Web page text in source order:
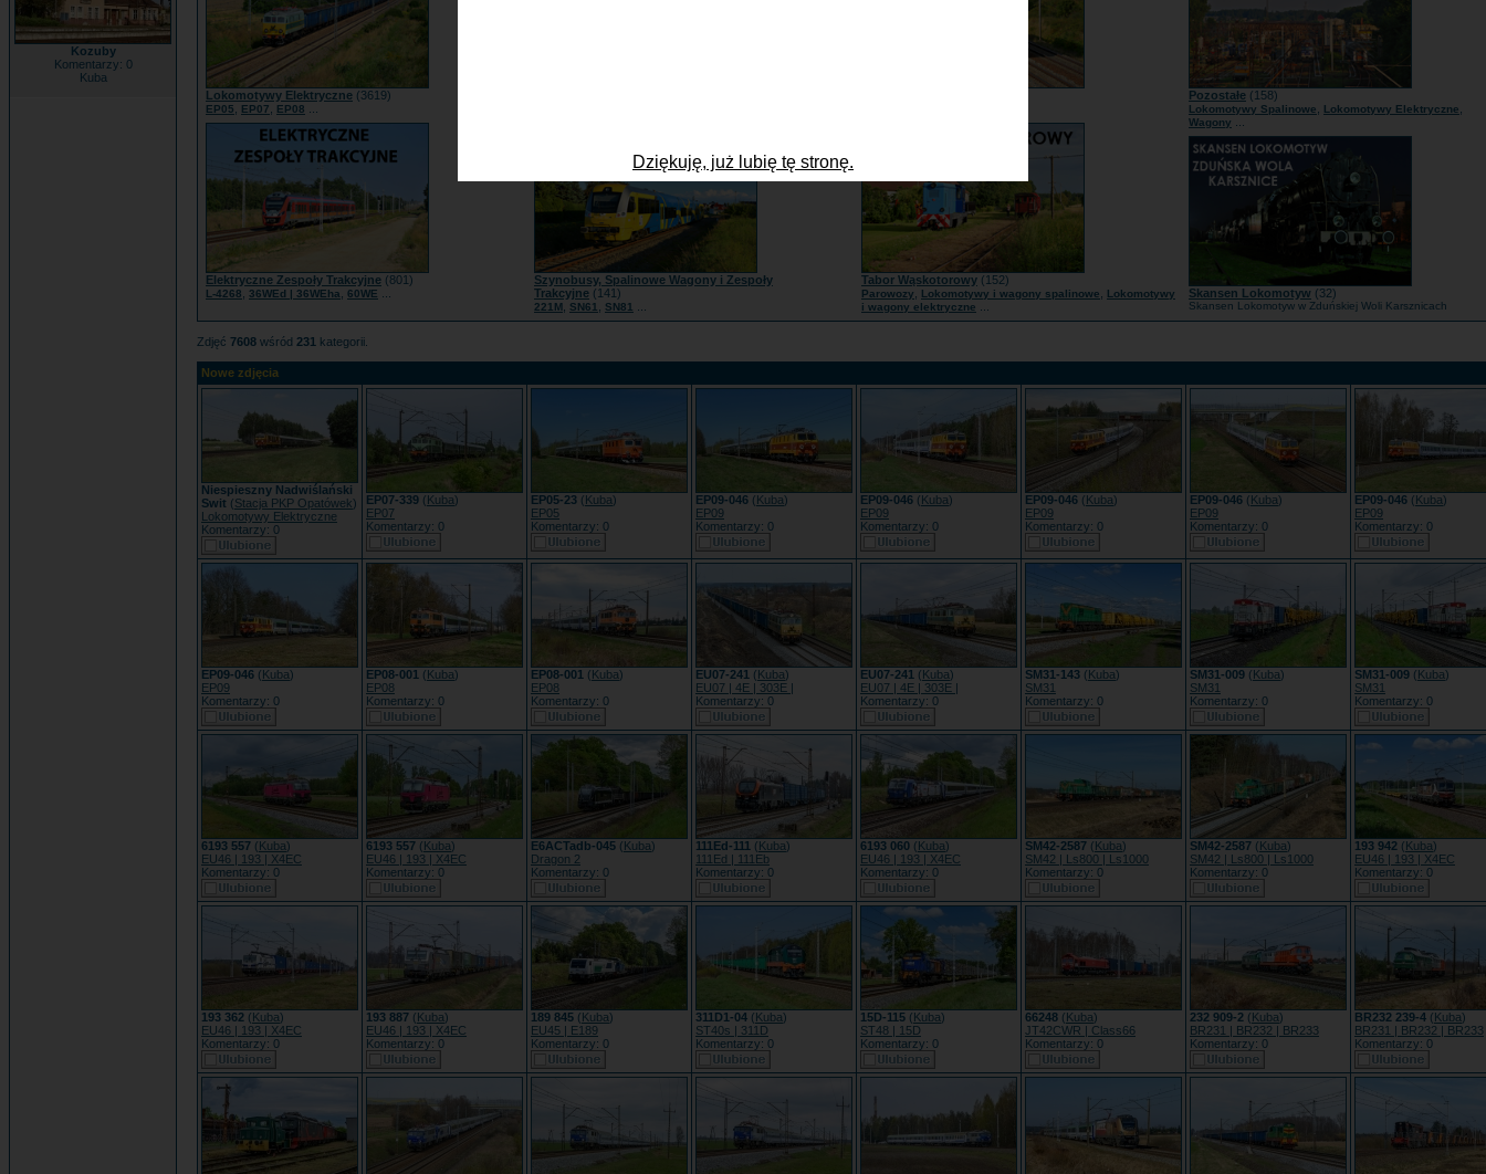
Kozuby
Komentarzy: 0
Kuba
Lokomotywy Elektryczne (3619)
EP05 EP07 EP08
Elektryczne Zespoły Trakcyjne (801)
L-4268 36WEd | 36WEha 60WE
Szynobusy, Spalinowe Wagony i Zespoły
Trakcyjne (141)
221M SN61 SN81
Tabor Wąskotorowy (152)
Parowozy Lokomotywy i wagony spalinowe
Lokomotywy
i wagony elektryczne
Pozostałe (158)
Lokomotywy Spalinowe Lokomotywy Elektryczne
Wagony
Skansen Lokomotyw (32)
Skansen Lokomotyw w Zduńskiej Woli Karsznicach
Zdjęć 7608 wśród 231 kategorii.
Nowe zdjęcia
Niespieszny Nadwiślański
Swit (Stacja PKP Opatówek)
Lokomotywy Elektryczne
Komentarzy: 0
EP07-339 (Kuba)
EP07
Komentarzy: 0
EP05-23 (Kuba)
EP05
Komentarzy: 0
EP09-046 (Kuba)
EP09
Komentarzy: 0
EP09-046 (Kuba)
EP09
Komentarzy: 0
EP09-046 (Kuba)
EP09
Komentarzy: 0
EP09-046 (Kuba)
EP09
Komentarzy: 0
EP09-046 (Kuba)
EP09
Komentarzy: 0
EP09-046 (Kuba)
EP09
Komentarzy: 0
EP08-001 (Kuba)
EP08
Komentarzy: 0
EP08-001 (Kuba)
EP08
Komentarzy: 0
EU07-241 (Kuba)
EU07 | 4E | 303E |
Komentarzy: 0
EU07-241 (Kuba)
EU07 | 4E | 303E |
Komentarzy: 0
SM31-143 (Kuba)
SM31
Komentarzy: 0
SM31-009 (Kuba)
SM31
Komentarzy: 0
SM31-009 (Kuba)
SM31
Komentarzy: 0
6193 557 (Kuba)
EU46 | 193 | X4EC
Komentarzy: 0
6193 557 (Kuba)
EU46 | 193 | X4EC
Komentarzy: 0
E6ACTadb-045 (Kuba)
Dragon 2
Komentarzy: 0
111Ed-111 (Kuba)
111Ed | 111Eb
Komentarzy: 0
6193 060 (Kuba)
EU46 | 193 | X4EC
Komentarzy: 0
SM42-2587 (Kuba)
SM42 | Ls800 | Ls1000
Komentarzy: 0
SM42-2587 (Kuba)
SM42 | Ls800 | Ls1000
Komentarzy: 0
193 942 (Kuba)
EU46 | 193 | X4EC
Komentarzy: 0
193 362 (Kuba)
EU46 | 193 | X4EC
Komentarzy: 0
193 887 (Kuba)
EU46 | 193 | X4EC
Komentarzy: 0
189 845 (Kuba)
EU45 | E189
Komentarzy: 0
311D1-04 (Kuba)
ST40s | 311D
Komentarzy: 0
15D-115 (Kuba)
ST48 | 15D
Komentarzy: 0
66248 (Kuba)
JT42CWR | Class66
Komentarzy: 0
232 909-2 (Kuba)
BR231 | BR232 | BR233
Komentarzy: 0
BR232 239-4 (Kuba)
BR231 | BR232 | BR233
Komentarzy: 0
Dziękuję, już lubię tę stronę.